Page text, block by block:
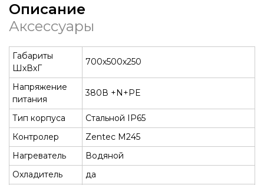
Описание
Аксессуары
Габариты
ШхВхГ
700х500х250
Напряжение
питания
380В +N+PE
Тип корпуса
Стальной IP65
Контролер
Zentec М245
Нагреватель
Водяной
Охладитель
да